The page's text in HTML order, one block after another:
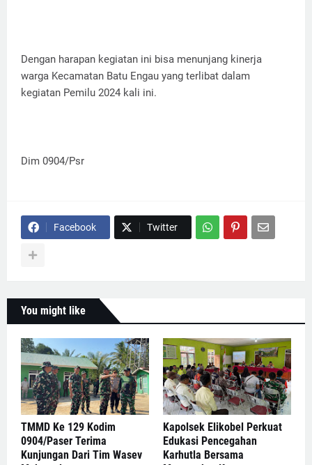
Dengan harapan kegiatan ini bisa menunjang kinerja
warga Kecamatan Batu Engau yang terlibat dalam
kegiatan Pemilu 2024 kali ini.
Dim 0904/Psr
Facebook Twitter
You might like
TMMD Ke 129 Kodim
0904/Paser Terima
Kunjungan Dari Tim Wasev
Kapolsek Elikobel Perkuat
Edukasi Pencegahan
Karhutla Bersama